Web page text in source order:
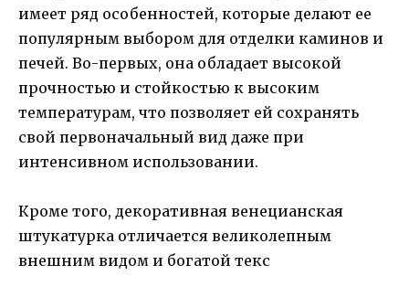
имеет ряд особенностей, которые делают ее
популярным выбором для отделки каминов и
печей. Во-первых, она обладает высокой
прочностью и стойкостью к высоким
температурам, что позволяет ей сохранять
свой первоначальный вид даже при
интенсивном использовании.
Кроме того, декоративная венецианская
штукатурка отличается великолепным
внешним видом и богатой текс